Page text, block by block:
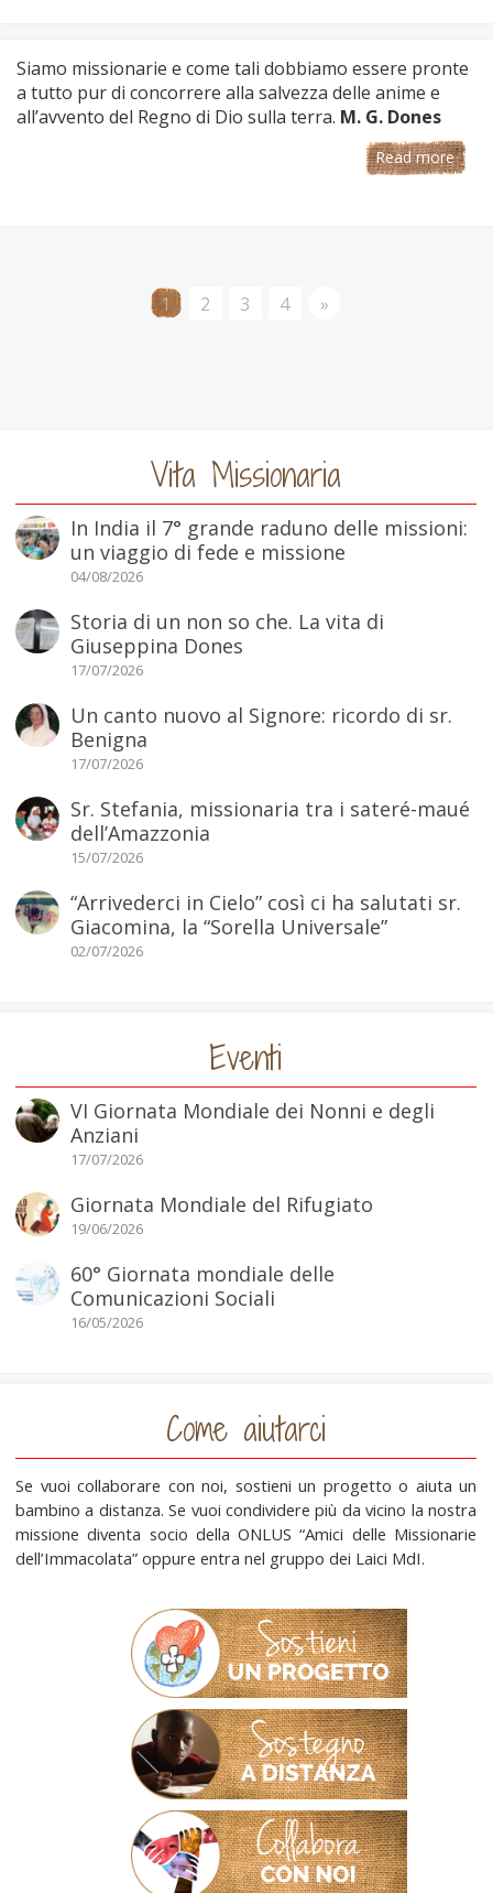
Siamo missionarie e come tali dobbiamo essere pronte
a tutto pur di concorrere alla salvezza delle anime e
all’avvento del Regno di Dio sulla terra. M. G. Dones
Read more
1 2 3 4 »
Vita Missionaria
In India il 7° grande raduno delle missioni:
un viaggio di fede e missione
04/08/2026
Storia di un non so che. La vita di
Giuseppina Dones
17/07/2026
Un canto nuovo al Signore: ricordo di sr.
Benigna
17/07/2026
Sr. Stefania, missionaria tra i sateré-maué
dell’Amazzonia
15/07/2026
“Arrivederci in Cielo” così ci ha salutati sr.
Giacomina, la “Sorella Universale”
02/07/2026
Eventi
VI Giornata Mondiale dei Nonni e degli
Anziani
17/07/2026
Giornata Mondiale del Rifugiato
19/06/2026
60° Giornata mondiale delle
Comunicazioni Sociali
16/05/2026
Come aiutarci
Se vuoi collaborare con noi, sostieni un progetto o aiuta un
bambino a distanza. Se vuoi condividere più da vicino la nostra
missione diventa socio della ONLUS “Amici delle Missionarie
dell’Immacolata” oppure entra nel gruppo dei Laici MdI.